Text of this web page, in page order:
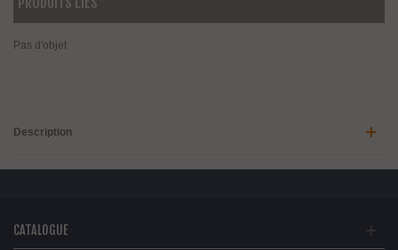
Pas d'objet
Description
CATALOGUE